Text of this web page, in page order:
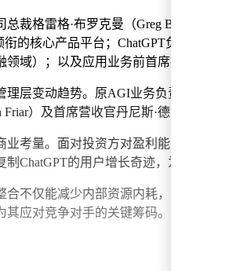
裁格雷格·布罗克曼（Greg
衔的核心产品平台；ChatGPT负责人
域）；以及应用业务前首席技术官维
理层变动趋势。原AGI业务负责人菲吉
Friar）及首席营收官丹尼斯·德雷瑟（
业考量。面对投资方对盈利能力的持
ChatGPT的用户增长奇迹，为个人用
合不仅能减少内部资源内耗，更有助
应对竞争对手的关键筹码。